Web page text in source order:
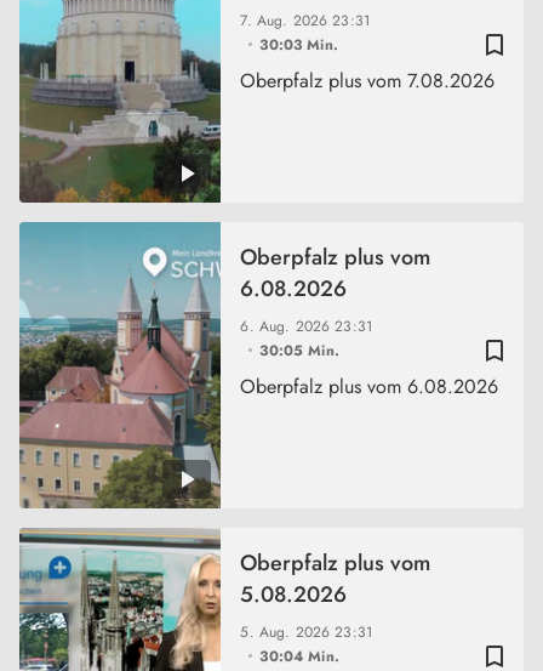
bookmark_border
7. Aug. 202623:31
30:03 Min.
Oberpfalz plus vom 7.08.2026
bookmark_border
6. Aug. 202623:31
30:05 Min.
Oberpfalz plus vom
6.08.2026
Oberpfalz plus vom 6.08.2026
bookmark_border
5. Aug. 202623:31
30:04 Min.
Oberpfalz plus vom
5.08.2026